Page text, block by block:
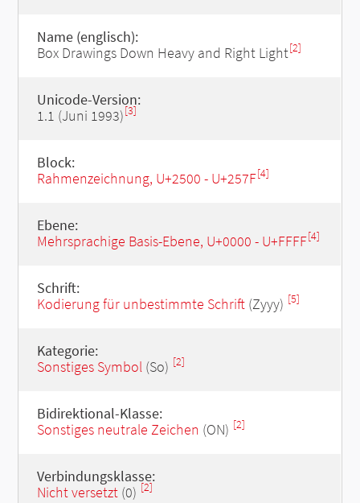
Name (englisch):
Box Drawings Down Heavy and Right Light[2]
Unicode-Version:
1.1 (Juni 1993)[3]
Block:
Rahmenzeichnung, U+2500 - U+257F[4]
Ebene:
Mehrsprachige Basis-Ebene, U+0000 - U+FFFF[4]
Schrift:
Kodierung für unbestimmte Schrift(Zyyy) [5]
Kategorie:
Sonstiges Symbol(So) [2]
Bidirektional-Klasse:
Sonstiges neutrale Zeichen (ON) [2]
Verbindungsklasse:
Nicht versetzt(0) [2]